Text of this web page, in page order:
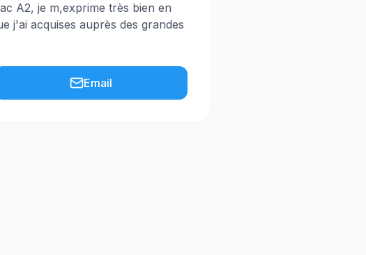
A2, je m,exprime très bien en
j'ai acquises auprès des grandes
Email